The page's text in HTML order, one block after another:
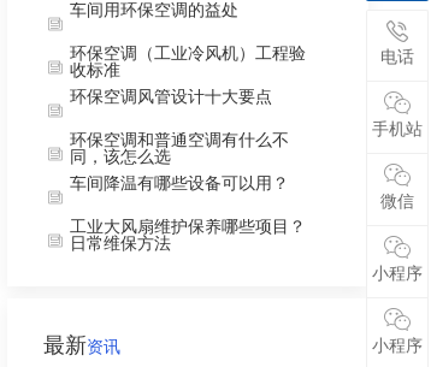
车间用环保空调的益处
环保空调（工业冷风机）工程验
收标准
环保空调风管设计十大要点
环保空调和普通空调有什么不
同，该怎么选
车间降温有哪些设备可以用？
工业大风扇维护保养哪些项目？
日常维保方法
最新资讯
电话
手机站
微信
小程序
小程序